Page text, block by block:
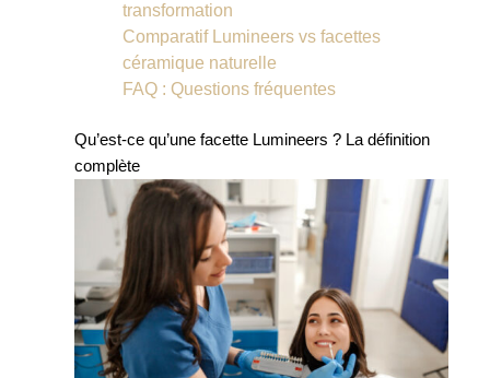
transformation
Comparatif Lumineers vs facettes
céramique naturelle
FAQ : Questions fréquentes
Qu’est-ce qu’une facette Lumineers ? La définition
complète